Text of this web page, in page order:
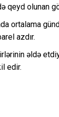
qeyd olunan
ortalama
azdır.
əldə
edir.